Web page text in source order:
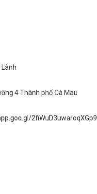
4 Thành phố Cà Mau
2fiWuD3uwaroqXGp9